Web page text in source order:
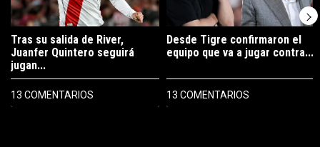
Tras su salida de River,
Juanfer Quintero seguirá
jugan...
13 COMENTARIOS
Desde Tigre confirmaron el
equipo que va a jugar contra...
13 COMENTARIOS